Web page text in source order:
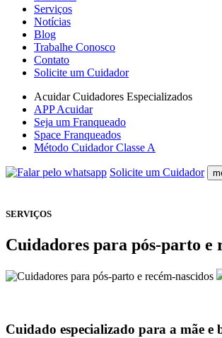
Serviços
Notícias
Blog
Trabalhe Conosco
Contato
Solicite um Cuidador
Acuidar Cuidadores Especializados
APP Acuidar
Seja um Franqueado
Space Franqueados
Método Cuidador Classe A
Solicite um Cuidador
SERVIÇOS
Cuidadores para pós-parto e
Cuidado especializado para a mãe e